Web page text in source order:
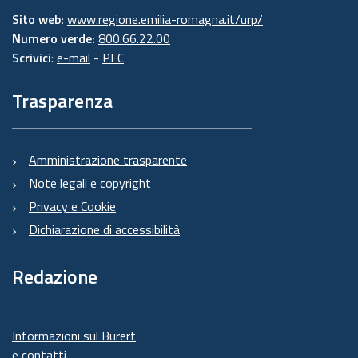
Sito web: www.regione.emilia-romagna.it/urp/
Numero verde: 800.66.22.00
Scrivici: e-mail - PEC
Trasparenza
Amministrazione trasparente
Note legali e copyright
Privacy e Cookie
Dichiarazione di accessibilità
Redazione
Informazioni sul Burert